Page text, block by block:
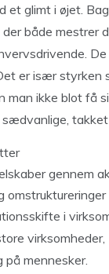
et glimt i øjet.
både mestrer
er især
man ikke blot få
gennem
omstruktureringer
i
på mennesker.